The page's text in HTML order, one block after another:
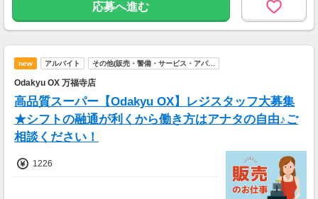
応募へ進む
new アルバイト その他(販売・警備・サービス・アパ…
Odakyu OX 万福寺店
高品質スーパー【Odakyu OX】レジスタッフ大募集
★シフトの融通が利くから働き方はアナタの自由♪ご
相談ください！
1226